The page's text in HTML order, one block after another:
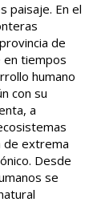
paisaje. En el
de
en tiempos
humano
con su
a
de extrema
Desde
se